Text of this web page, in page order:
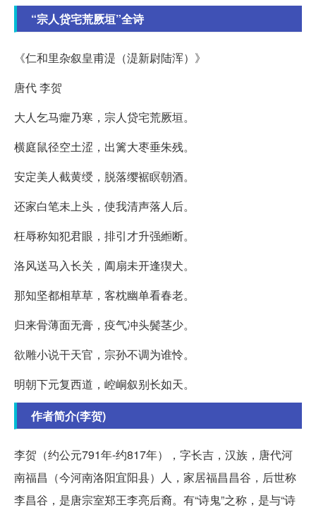
“宗人贷宅荒厥垣”全诗
《仁和里杂叙皇甫湜（湜新尉陆浑）》
唐代 李贺
大人乞马癯乃寒，宗人贷宅荒厥垣。
横庭鼠径空土涩，出篱大枣垂朱残。
安定美人截黄绶，脱落缨裾瞑朝酒。
还家白笔未上头，使我清声落人后。
枉辱称知犯君眼，排引才升强縆断。
洛风送马入长关，阖扇未开逢猰犬。
那知坚都相草草，客枕幽单看春老。
归来骨薄面无膏，疫气冲头鬓茎少。
欲雕小说干天官，宗孙不调为谁怜。
明朝下元复西道，崆峒叙别长如天。
作者简介(李贺)
李贺（约公元791年-约817年），字长吉，汉族，唐代河
南福昌（今河南洛阳宜阳县）人，家居福昌昌谷，后世称
李昌谷，是唐宗室郑王李亮后裔。有“诗鬼”之称，是与“诗